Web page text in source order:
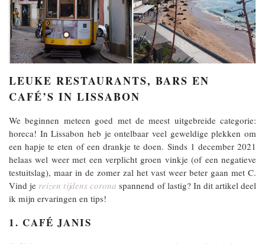
LEUKE RESTAURANTS, BARS EN
CAFÉ’S IN LISSABON
We beginnen meteen goed met de meest uitgebreide categorie:
horeca! In Lissabon heb je ontelbaar veel geweldige plekken om
een hapje te eten of een drankje te doen. Sinds 1 december 2021
helaas wel weer met een verplicht groen vinkje (of een negatieve
testuitslag), maar in de zomer zal het vast weer beter gaan met C.
Vind je reizen tijdens corona spannend of lastig? In dit artikel deel
ik mijn ervaringen en tips!
1. CAFÉ JANIS